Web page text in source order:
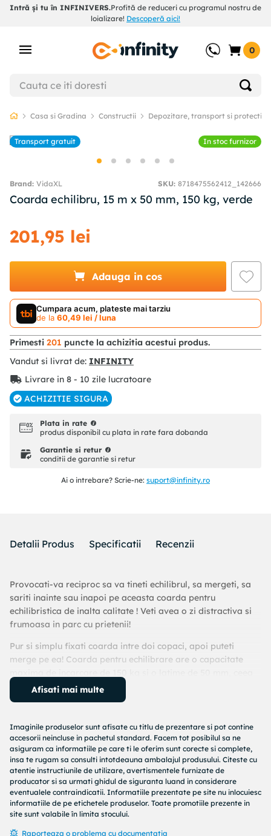
Intră și tu în INFINIVERS.Profită de reduceri cu programul nostru de
loializare! Descoperă aici!
0
Casa si Gradina Constructii Depozitare, transport si protectie
Transport gratuit In stoc furnizor
VidaXL SKU: 8718475562412_142666
Coarda echilibru, 15 m x 50 mm, 150 kg, verde
201,95 lei
Adauga in cos
Cumpara acum, plateste mai tarziu
de la 60,49 lei / luna
Primesti 201 puncte la achizitia acestui produs.
Vandut si livrat de: INFINITY
Livrare in 8 - 10 zile lucratoare
ACHIZITIE SIGURA
Plata in rate
produs disponibil cu plata in rate fara dobanda
Garantie si retur
conditii de garantie si retur
Ai o intrebare? Scrie-ne: suport@infinity.ro
Detalii Produs Specificatii Recenzii
Provocati-va reciproc sa va tineti echilibrul, sa mergeti, sa
sariti inainte sau inapoi pe aceasta coarda pentru
echilibristica de inalta calitate ! Veti avea o zi distractiva si
frumoasa in parc cu prietenii!
Pur si simplu fixati coarda intre doi copaci, apoi puteti
merge pe ea! Coarda pentru echilibrare are o capacitate
ce o face usor de folosit pentru incepatori. Coarda este
excelenta pentru imbunatatirea rezistentei piciorului, a
asemenea, o modalitate foarte buna de a creste abilitatile
de echilibru si de a dezvolta abilitati acrobatice.
Culoare: Verde
Material: Poliester
Lungime: 15 m
Latime: 50 mm
Forta de rupere: 150 kg
Excelenta pentru imbunatatirea rezistentei gambelor, a
Afisati mai multe
Imaginile produselor sunt afisate cu titlu de prezentare si pot contine
accesorii neincluse in pachetul standard. Facem tot posibilul sa ne
asiguram ca informatiile pe care ti le oferim sunt corecte si complete,
insa te rugam sa consulti intotdeauna ambalajul produsului. Citeste cu
atentie instructiunile de utilizare, avertismentele furnizate de
producator si sa urmati ghidul de siguranta luand in considerare
eventualele contraindicatii. Informatiile prezentate pe site nu inlocuiesc
informatiile de pe etichetele produselor. Toate promotiile prezente in
site sunt valabile în limita stocului.
Raporteaza o problema cu documentatia